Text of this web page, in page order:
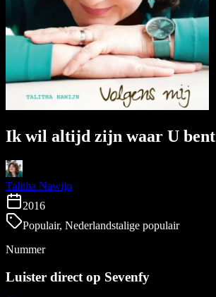
Ik wil altijd zijn waar U bent
Talitha Nawijn
2016
Populair, Nederlandstalige populair
Nummer
Luister direct op Sevenfy